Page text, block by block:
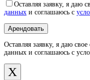
Оставляя заявку, я даю
данных и соглашаюсь с
Оставляя заявку, я даю
данных и соглашаюсь с
X